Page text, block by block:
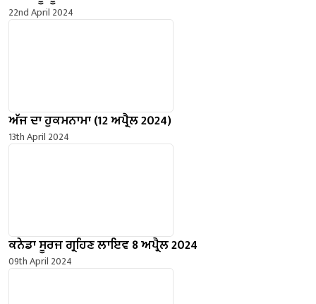
22nd April 2024
ਅੱਜ ਦਾ ਹੁਕਮਨਾਮਾ (12 ਅਪ੍ਰੈਲ 2024)
13th April 2024
ਕਨੇਡਾ ਸੂਰਜ ਗ੍ਰਹਿਣ ਲਾਇਵ 8 ਅਪ੍ਰੈਲ 2024
09th April 2024